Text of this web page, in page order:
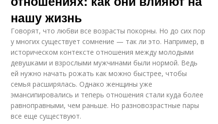
нашу жизнь
Говорят, что любви все возрасты покорны. Но до сих пор
у многих существует сомнение — так ли это. Например, в
историческом контексте отношения между молодыми
девушками и взрослыми мужчинами были нормой. Ведь
ей нужно начать рожать как можно быстрее, чтобы
семья расширялась. Однако женщины уже
эмансипировались и теперь отношения стали куда более
равноправными, чем раньше. Но разновозрастные пары
все еще существуют.